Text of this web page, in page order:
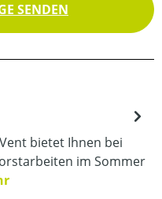
SENDEN
bietet Ihnen bei
im Sommer